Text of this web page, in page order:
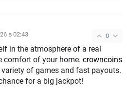
0
в 02:43
in the atmosphere of a real
comfort of your home. crowncoins
of games and fast payouts.
for a big jackpot!